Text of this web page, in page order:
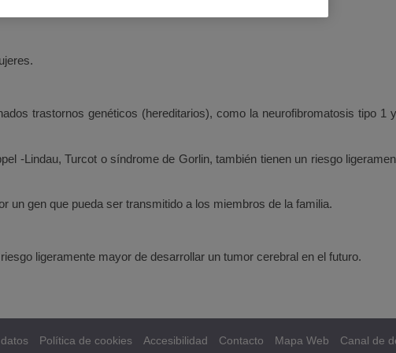
trastornos genéticos (hereditarios), como la neurofibromatosis tipo 1
-Lindau, Turcot o síndrome de Gorlin, también tienen un riesgo
un gen que pueda ser transmitido a los miembros de la familia.
ligeramente mayor de desarrollar un tumor cerebral en el futuro.
Política de cookies Accesibilidad Contacto Mapa Web Canal de